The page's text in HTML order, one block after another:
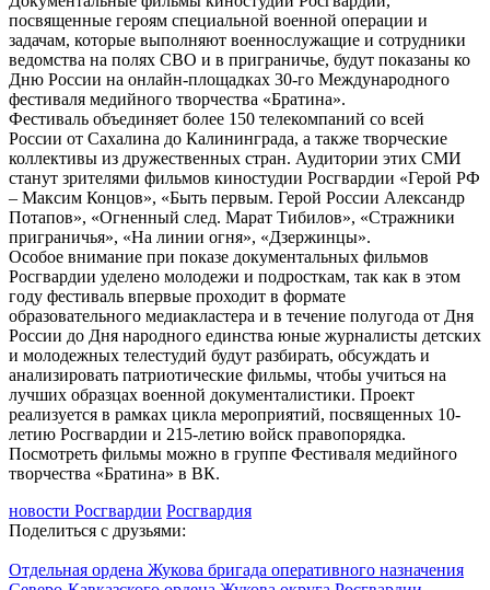
посвященные героям специальной военной операции и
задачам, которые выполняют военнослужащие и сотрудники
ведомства на полях СВО и в приграничье, будут показаны ко
Дню России на онлайн-площадках 30-го Международного
фестиваля медийного творчества «Братина».
Фестиваль объединяет более 150 телекомпаний со всей
России от Сахалина до Калининграда, а также творческие
коллективы из дружественных стран. Аудитории этих СМИ
станут зрителями фильмов киностудии Росгвардии «Герой РФ
– Максим Концов», «Быть первым. Герой России Александр
Потапов», «Огненный след. Марат Тибилов», «Стражники
приграничья», «На линии огня», «Дзержинцы».
Особое внимание при показе документальных фильмов
Росгвардии уделено молодежи и подросткам, так как в этом
году фестиваль впервые проходит в формате
образовательного медиакластера и в течение полугода от Дня
России до Дня народного единства юные журналисты детских
и молодежных телестудий будут разбирать, обсуждать и
анализировать патриотические фильмы, чтобы учиться на
лучших образцах военной документалистики. Проект
реализуется в рамках цикла мероприятий, посвященных 10-
летию Росгвардии и 215-летию войск правопорядка.
Посмотреть фильмы можно в группе Фестиваля медийного
творчества «Братина» в ВК.
новости Росгвардии Росгвардия
Поделиться с друзьями:
Отдельная ордена Жукова бригада оперативного назначения